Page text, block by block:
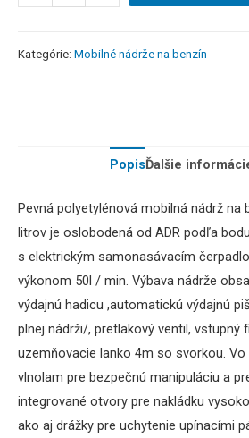
Kategórie: Mobilné nádrže na benzín
PopisĎalšie
Pevná polyetylénová mobilná nádrž na
litrov je oslobodená od ADR podľa
s elektrickým samonasávacím
výkonom 50l / min. Výbava nádrže
výdajnú hadicu ,automatickú výdajnú
plnej nádrži/, pretlakový ventil, vstupný
uzemňovacie lanko 4m so svorkou. Vo
vlnolam pre bezpečnú manipuláciu a
integrované otvory pre nakládku
ako aj drážky pre uchytenie upínacími